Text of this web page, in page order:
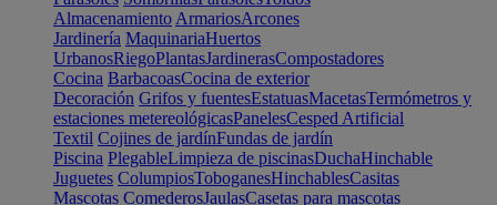
Almacenamiento ArmariosArcones
Jardinería MaquinariaHuertos
UrbanosRiegoPlantasJardinerasCompostadores
Cocina BarbacoasCocina de exterior
Decoración Grifos y fuentesEstatuasMacetasTermómetros y
estaciones metereológicasPanelesCesped Artificial
Textil Cojines de jardínFundas de jardín
Piscina PlegableLimpieza de piscinasDuchaHinchable
Juguetes ColumpiosToboganesHinchablesCasitas
Mascotas ComederosJaulasCasetas para mascotas